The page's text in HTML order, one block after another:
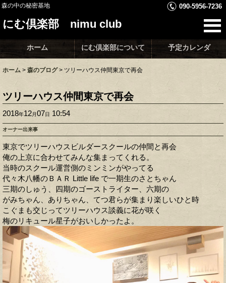
森の中の秘密基地 090-5956-7236
にむ倶楽部 nimu club
ホーム にむ倶楽部について 予定カレンダ
ホーム > 森のブログ > ツリーハウス仲間東京で再会
ツリーハウス仲間東京で再会
2018年12月07日 10:54
オーナー出来事
東京でツリーハウスビルダースクールの仲間と再会
俺の上京に合わせてみんな集まってくれる。
当時のスクール運営側のミンミンがやってる
代々木八幡のＢＡＲ Little life で一期生のさとちゃん
三期のしゅう、四期のゴーストライター、六期の
がみちゃん、ありちゃん、てつ君らが集まり楽しいひと時
こぐまも交じってツリーハウス談義に花が咲く
梅のリキュール星子がおいしかったよ。